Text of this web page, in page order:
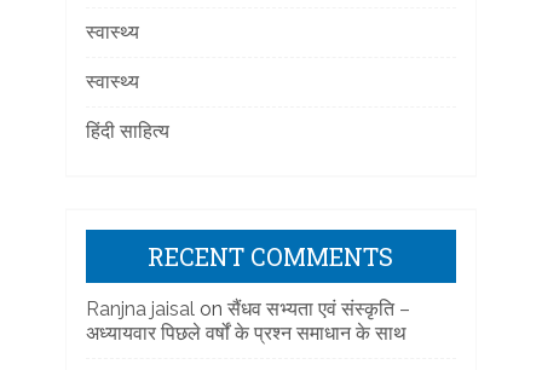
स्वास्थ्य
स्वास्थ्य
हिंदी साहित्य
RECENT COMMENTS
Ranjna jaisalon सैंधव सभ्यता एवं संस्कृति –
अध्यायवार पिछले वर्षों के प्रश्न समाधान के साथ